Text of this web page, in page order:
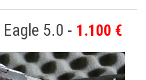
Eagle 5.0 1.100 €